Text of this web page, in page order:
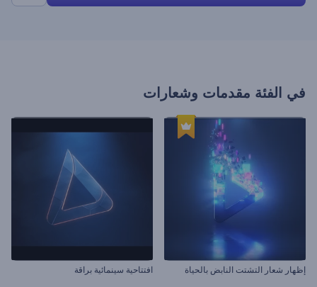
في الفئة مقدمات وشعارات
إظهار شعار التشتت النابض بالحياة افتتاحية سينمائية براقة